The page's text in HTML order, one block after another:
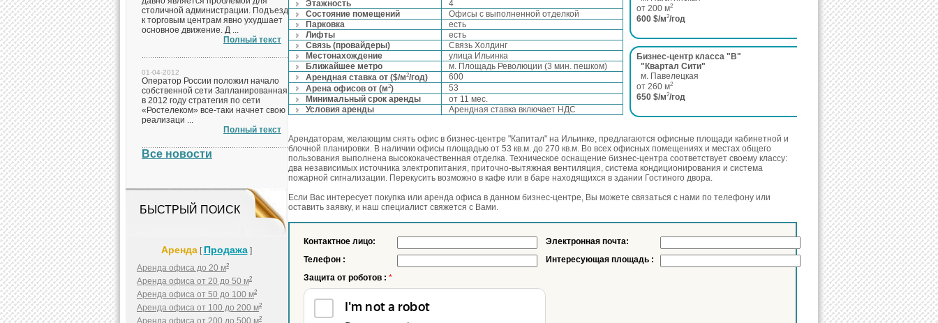
столичной администрации. Подъезд
к торговым центрам явно ухудшает
основное движение. Д ...
Полный текст
01-04-2012
Оператор России положил начало
собственной сети Запланированная
в 2012 году стратегия по сети
«Ростелеком» все-таки начнет свою
реализаци ...
Полный текст
Все новости
БЫСТРЫЙ ПОИСК
Аренда[ Продажа]
Аренда офиса до 20 м2
Аренда офиса от 20 до 50 м2
Аренда офиса от 50 до 100 м2
Аренда офиса от 100 до 200 м2
Аренда офиса от 200 до 500 м2
Этажность
4
Состояние помещений
Офисы с выполненной отделкой
Парковка
есть
Лифты
есть
Связь (провайдеры)
Связь Холдинг
Местонахождение
улица Ильинка
Ближайшее метро
м. Площадь Революции (3 мин. пешком)
Арендная ставка от ($/м2/год)
600
Арена офисов от (м2)
53
Минимальный срок аренды
от 11 мес.
Условия аренды
Арендная ставка включает НДС
от 200 м2
600 $/м2/год
Бизнес-центр класса "B"
"Квартал Сити"
м. Павелецкая
от 260 м2
650 $/м2/год
Арендаторам, желающим снять офис в бизнес-центре "Капитал" на Ильинке, предлагаются офисные площади кабинетной и
блочной планировки. В наличии офисы площадью от 53 кв.м. до 270 кв.м. Во всех офисных помещениях и местах общего
пользования выполнена высококачественная отделка. Техническое оснащение бизнес-центра соответствует своему классу:
два независимых источника электропитания, приточно-вытяжная вентиляция, система кондиционирования и система
пожарной сигнализации. Перекусить возможно в кафе или в баре находящихся в здании Гостиного двора.
Если Вас интересует покупка или аренда офиса в данном бизнес-центре, Вы можете связаться с нами по телефону или
оставить заявку, и наш специалист свяжется с Вами.
Контактное лицо:
Электронная почта:
Телефон :
Интересующая площадь :
Защита от роботов : *